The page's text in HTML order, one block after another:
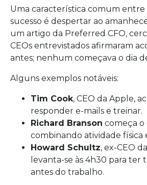
Uma característica comum
sucesso é despertar ao
um artigo da Preferred CFO,
CEOs entrevistados afirmaram
antes; nenhum começava o dia
Alguns exemplos notáveis:
Tim Cook, CEO da Apple,
responder e-mails e treinar.
Richard Branson começa o
combinando atividade física
Howard Schultz, ex-CEO
levanta-se às 4h30 para ter
antes do trabalho.